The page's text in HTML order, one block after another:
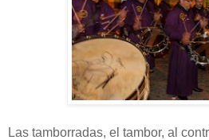
Las tamborradas, el tambor, al